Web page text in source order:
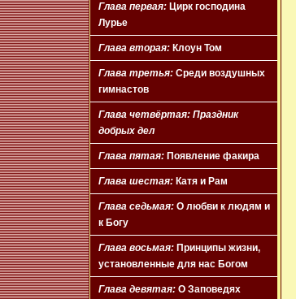
Глава первая: Цирк господина
Лурье
Глава вторая: Клоун Том
Глава третья: Среди воздушных
гимнастов
Глава четвёртая: Праздник
добрых дел
Глава пятая: Появление факира
Глава шестая: Катя и Рам
Глава седьмая: О любви к людям и
к Богу
Глава восьмая: Принципы жизни,
установленные для нас Богом
Глава девятая: О Заповедях